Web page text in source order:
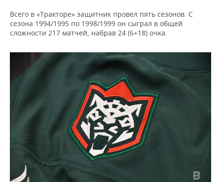
Всего в «Тракторе» защитник провел пять сезонов. С
сезона 1994/1995 по 1998/1999 он сыграл в общей
сложности 217 матчей, набрав 24 (6+18) очка.